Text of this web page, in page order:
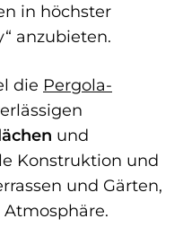
in höchster
anzubieten.
die Pergola-
und
Konstruktion und
und Gärten,